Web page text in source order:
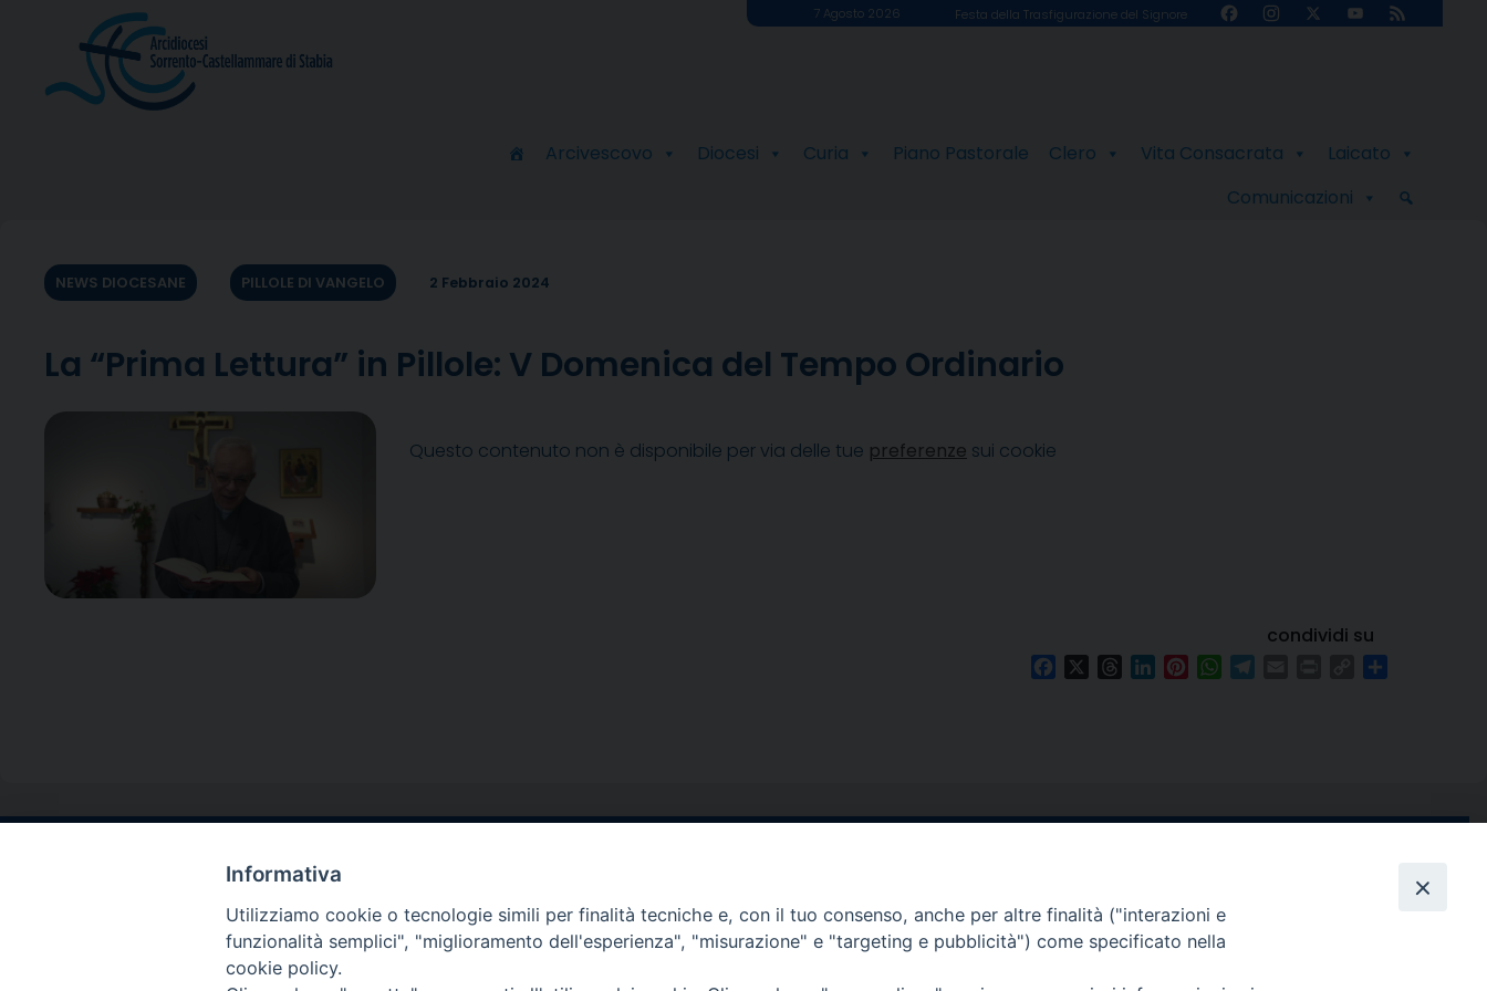
7 Agosto 2026 Festa della Trasfigurazione del Signore FacebookInstagram
X
YouTube
Feed
Arcivescovo Diocesi Curia Piano Pastorale Clero Vita Consacrata
Laicato
Comunicazioni
NEWS DIOCESANE PILLOLE DI VANGELO 2 Febbraio 2024
La “Prima Lettura” in Pillole: V Domenica del Tempo Ordinario
Questo contenuto non è disponibile per via delle tue preferenze sui cookie
condividi su
FacebookThreadsLinkedInPinterestWhatsApp
Copy
Contatti sede legale Sorrento
Via Santa Maria della Pietà, 44 – 80067
Sorrento (NA)
tel. 0818781244
Vico Sant’Anna, 1 – 80053 Castellammare
di Stabia (NA)
Facebook
Informativa
Utilizziamo cookie o tecnologie simili per finalità tecniche e, con il tuo consenso, anche per altre finalità ("interazioni e
funzionalità semplici", "miglioramento dell'esperienza", "misurazione" e "targeting e pubblicità") come specificato nella
cookie policy.